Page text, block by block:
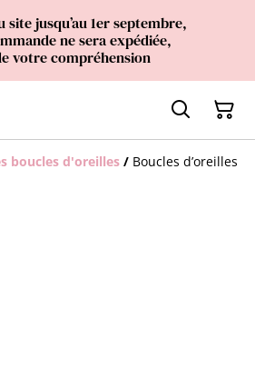
site jusqu’au 1er septembre,
ne sera expédiée,
votre compréhension
boucles d'oreilles / Boucles d’oreilles